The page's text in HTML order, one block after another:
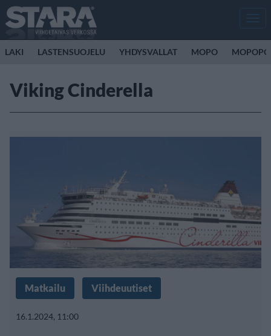
LAKI LASTENSUOJELU YHDYSVALLAT MOPO
Viking Cinderella
Matkailu Viihdeuutiset
16.1.2024, 11:00